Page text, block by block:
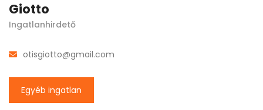
Giotto
Ingatlanhirdető
otisgiotto@gmail.com
Egyéb ingatlan